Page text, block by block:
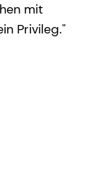
mit
Privileg."